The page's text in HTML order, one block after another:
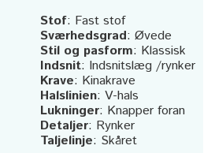
Stof: Fast stof
Sværhedsgrad: Øvede
Stil og pasform: Klassisk
Indsnit: Indsnitslæg /rynker
Krave: Kinakrave
Halslinien: V-hals
Lukninger: Knapper foran
Detaljer: Rynker
Taljelinje: Skåret